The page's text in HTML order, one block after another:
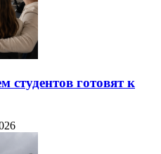
студентов готовят к